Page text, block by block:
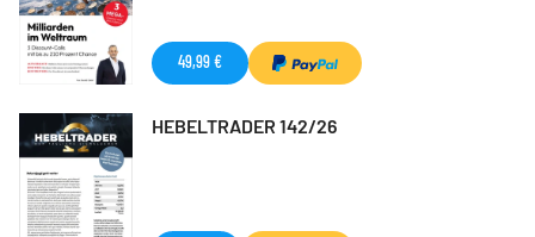
49,99 €
HEBELTRADER 142/26